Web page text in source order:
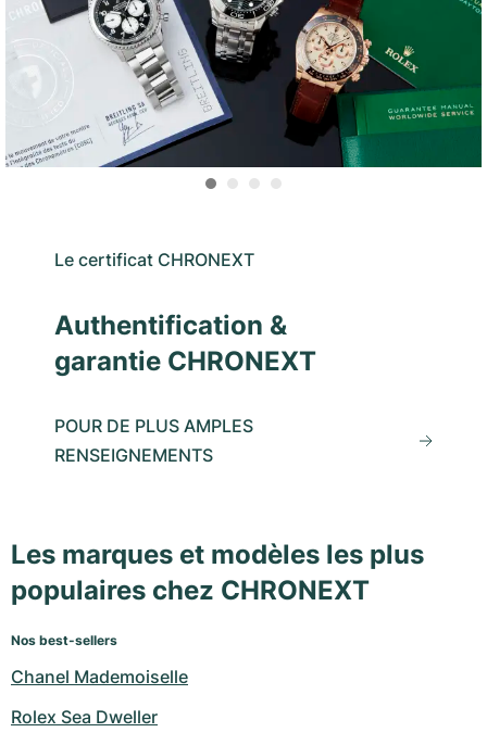
Le certificat CHRONEXT
Authentification &
garantie CHRONEXT
POUR DE PLUS AMPLES
RENSEIGNEMENTS
Les marques et modèles les plus
populaires chez CHRONEXT
Nos best-sellers
Chanel Mademoiselle
Rolex Sea Dweller